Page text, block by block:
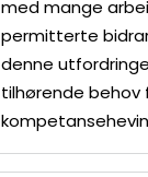
med mange
permitterte
denne
tilhørende behov